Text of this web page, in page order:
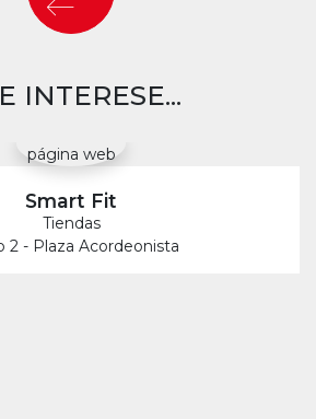
INTERESE...
Smart Fit
Tiendas
2 - Plaza Acordeonista